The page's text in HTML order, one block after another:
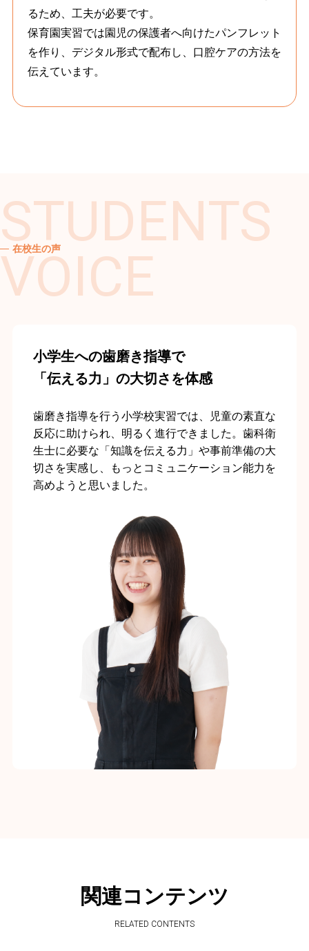
るため、工夫が必要です。
保育園実習では園児の保護者へ向けたパンフレット
を作り、デジタル形式で配布し、口腔ケアの方法を
伝えています。
在校生の声
小学生への歯磨き指導で
「伝える力」の大切さを体感
歯磨き指導を行う小学校実習では、児童の素直な
反応に助けられ、明るく進行できました。歯科衛
生士に必要な「知識を伝える力」や事前準備の大
切さを実感し、もっとコミュニケーション能力を
高めようと思いました。
関連コンテンツ